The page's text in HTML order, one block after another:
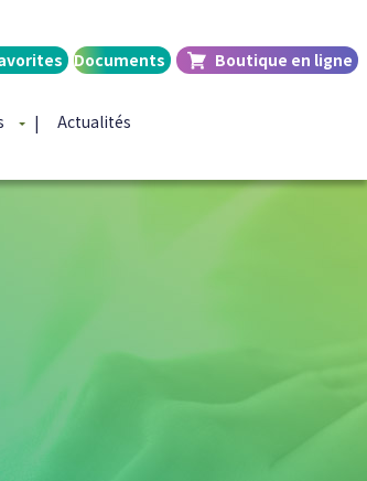
Boutique en ligne
Documents
Actualités